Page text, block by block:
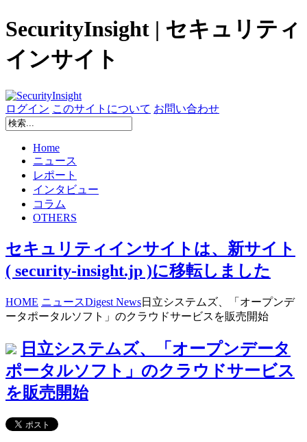
SecurityInsight | セキュリティ
インサイト
ログイン このサイトについて お問い合わせ
Home
ニュース
レポート
インタビュー
コラム
OTHERS
セキュリティインサイトは、新サイト
( security-insight.jp )に移転しました
HOME ニュースDigest News日立システムズ、「オープンデ
ータポータルソフト」のクラウドサービスを販売開始
日立システムズ、「オープンデータ
ポータルソフト」のクラウドサービス
を販売開始